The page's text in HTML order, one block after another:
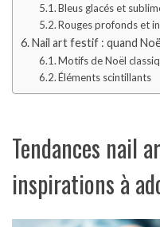
Bleus glacés et
Rouges profonds et
Nail art festif : quand
Motifs de Noël
Éléments scintillants
Tendances nail
inspirations à